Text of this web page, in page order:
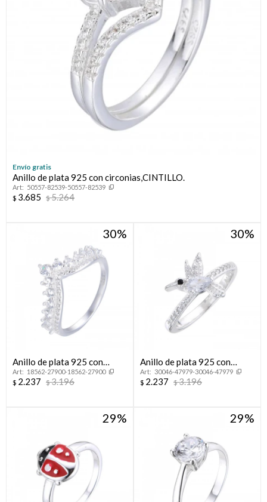
Envío gratis
Anillo de plata 925 con circonias,CINTILLO.
50557-82539-50557-82539
$ 3.685 $5.264
30
Anillo de plata 925 con
circonias, CORONITA.
18562-27900-18562-27900
$ 2.237 $3.196
30
Anillo de plata 925 con
circonias, COLIBRI.
30046-47979-30046-47979
$ 2.237 $3.196
29 29